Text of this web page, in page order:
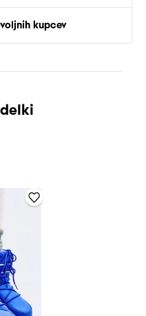
kupcev